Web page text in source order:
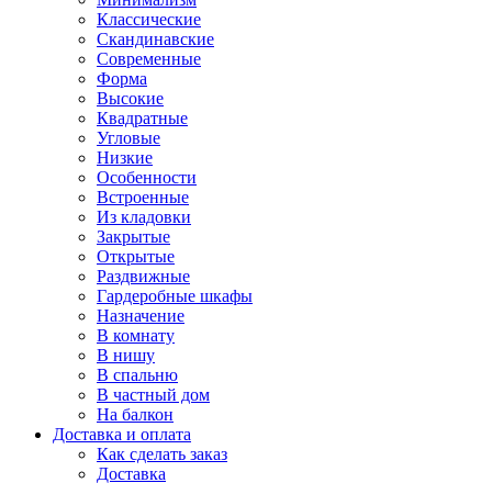
Классические
Скандинавские
Современные
Форма
Высокие
Квадратные
Угловые
Низкие
Особенности
Встроенные
Из кладовки
Закрытые
Открытые
Раздвижные
Гардеробные шкафы
Назначение
В комнату
В нишу
В спальню
В частный дом
На балкон
Доставка и оплата
Как сделать заказ
Доставка